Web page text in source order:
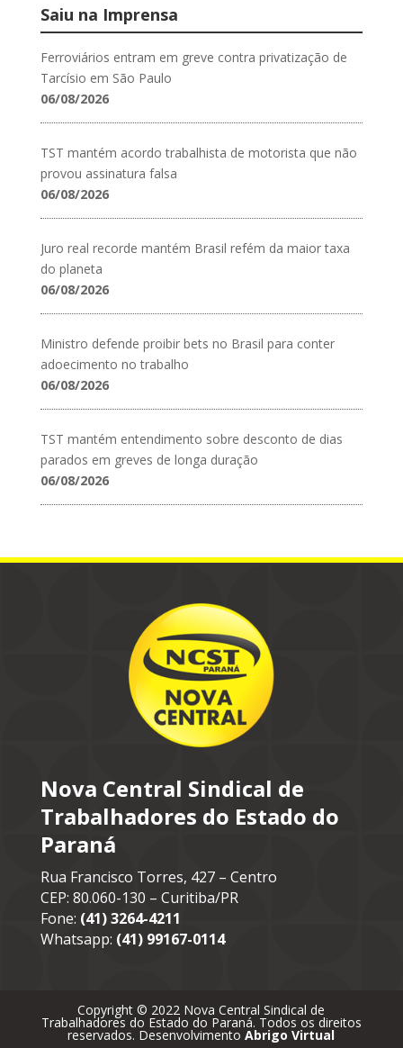
Saiu na Imprensa
Ferroviários entram em greve contra privatização de
Tarcísio em São Paulo
06/08/2026
TST mantém acordo trabalhista de motorista que não
provou assinatura falsa
06/08/2026
Juro real recorde mantém Brasil refém da maior taxa
do planeta
06/08/2026
Ministro defende proibir bets no Brasil para conter
adoecimento no trabalho
06/08/2026
TST mantém entendimento sobre desconto de dias
parados em greves de longa duração
06/08/2026
Nova Central Sindical de
Trabalhadores do Estado do
Paraná
Rua Francisco Torres, 427 – Centro
CEP: 80.060-130 – Curitiba/PR
Fone: (41) 3264-4211
Whatsapp: (41) 99167-0114
Copyright © 2022 Nova Central Sindical de
Trabalhadores do Estado do Paraná. Todos os direitos
reservados. DesenvolvimentoAbrigo Virtual